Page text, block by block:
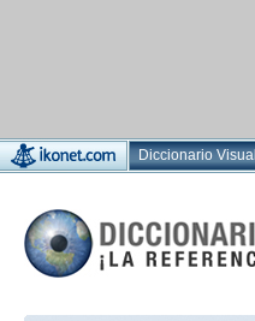
Diccionario Visual